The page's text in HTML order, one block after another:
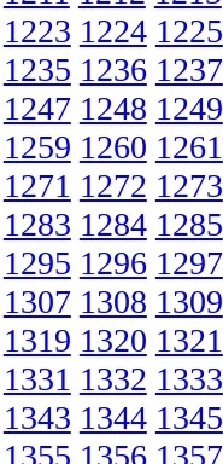
1223 1224 1225
1235 1236 1237
1247 1248 1249
1259 1260 1261
1271 1272 1273
1283 1284 1285
1295 1296 1297
1307 1308 1309
1319 1320 1321
1331 1332 1333
1343 1344 1345
1355 1356 1357